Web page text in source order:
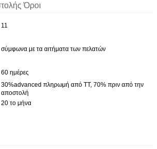
Όροι
11
σύμφωνα με τα αιτήματα των πελατών
60 ημέρες
30%advanced πληρωμή από TT, 70% πριν από την
αποστολή
20 το μήνα